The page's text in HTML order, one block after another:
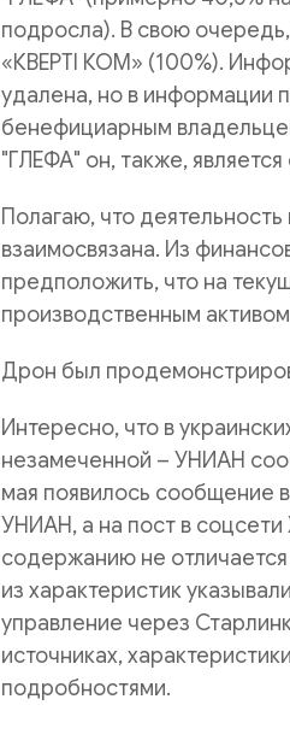
подросла). В свою
«КВЕРТІ КОМ» (100%).
удалена, но в информации
бенефициарным
"ГЛЕФА" он, также,
Полагаю, что
взаимосвязана. Из
предположить, что на
производственным
Дрон был
Интересно, что в
незамеченной – УНИАН
мая появилось сообщение
УНИАН, а на пост в соцсети
содержанию не
из характеристик
управление через
источниках,
подробностями.